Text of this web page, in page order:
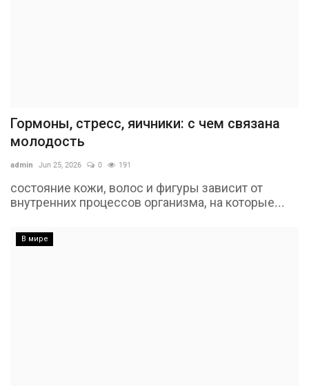
Гормоны, стресс, яичники: с чем связана
молодость
admin Jun 25, 2026 0 191
состояние кожи, волос и фигуры зависит от
внутренних процессов организма, на которые...
В мире